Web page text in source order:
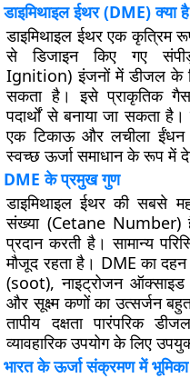
डाइमिथाइल ईथर (DME) क्या है
डाइमिथाइल ईथर एक कृत्रिम
से डिजाइन किए गए
Ignition) इंजनों में डीजल के
सकता है। इसे प्राकृतिक
पदार्थों से बनाया जा सकता
एक टिकाऊ और लचीला ईंधन
स्वच्छ ऊर्जा समाधान के रूप में
DME के प्रमुख गुण
डाइमिथाइल ईथर की सबसे
संख्या (Cetane Number)
प्रदान करती है। सामान्य
मौजूद रहता है। DME का
(soot), नाइट्रोजन
और सूक्ष्म कणों का उत्सर्जन
तापीय दक्षता पारंपरिक
व्यावहारिक उपयोग के लिए
भारत के ऊर्जा संक्रमण में भूमिका